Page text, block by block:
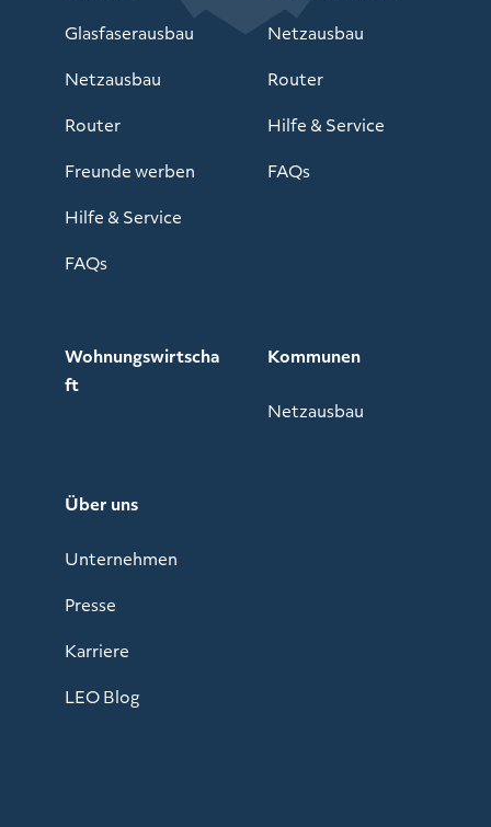
Glasfaserausbau
Netzausbau
Router
Freunde werben
Hilfe & Service
FAQs
Netzausbau
Router
Hilfe & Service
FAQs
Wohnungswirtscha
ft
Kommunen
Netzausbau
Über uns
Unternehmen
Presse
Karriere
LEO Blog